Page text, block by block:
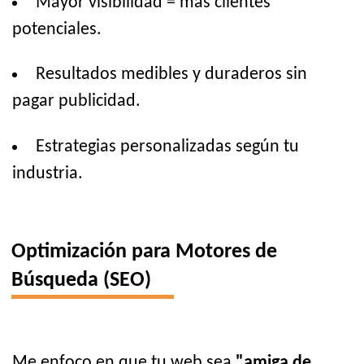
potenciales.
Resultados medibles y duraderos sin
pagar publicidad.
Estrategias personalizadas según tu
industria.
Optimización para Motores de
Búsqueda (SEO)